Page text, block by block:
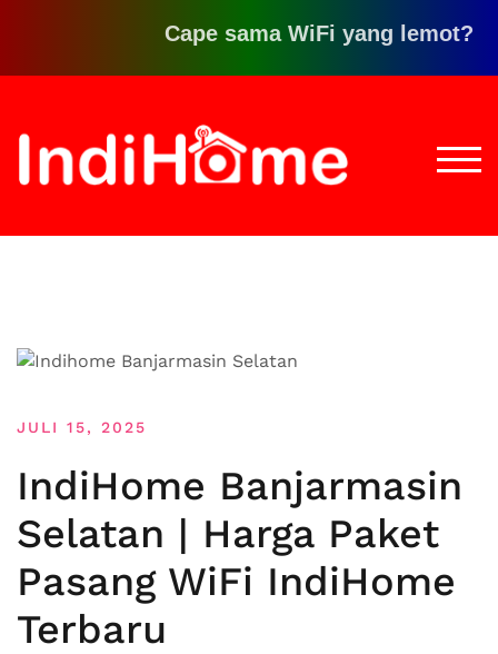
Cape sama WiFi yang lemot?
konten
JULI 15, 2025
IndiHome Banjarmasin
Selatan | Harga Paket
Pasang WiFi IndiHome
Terbaru